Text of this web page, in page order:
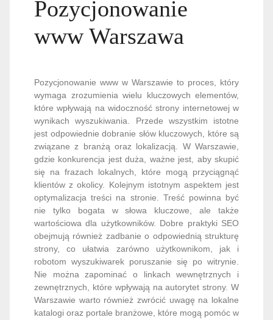
Pozycjonowanie
www Warszawa
Pozycjonowanie www w Warszawie to proces, który
wymaga zrozumienia wielu kluczowych elementów,
które wpływają na widoczność strony internetowej w
wynikach wyszukiwania. Przede wszystkim istotne
jest odpowiednie dobranie słów kluczowych, które są
związane z branżą oraz lokalizacją. W Warszawie,
gdzie konkurencja jest duża, ważne jest, aby skupić
się na frazach lokalnych, które mogą przyciągnąć
klientów z okolicy. Kolejnym istotnym aspektem jest
optymalizacja treści na stronie. Treść powinna być
nie tylko bogata w słowa kluczowe, ale także
wartościowa dla użytkowników. Dobre praktyki SEO
obejmują również zadbanie o odpowiednią strukturę
strony, co ułatwia zarówno użytkownikom, jak i
robotom wyszukiwarek poruszanie się po witrynie.
Nie można zapominać o linkach wewnętrznych i
zewnętrznych, które wpływają na autorytet strony. W
Warszawie warto również zwrócić uwagę na lokalne
katalogi oraz portale branżowe, które mogą pomóc w